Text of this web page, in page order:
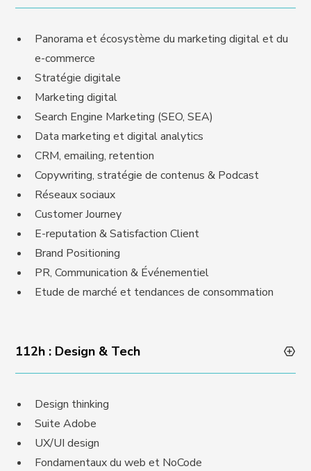
Panorama et écosystème du marketing digital et du
e-commerce
Stratégie digitale
Marketing digital
Search Engine Marketing (SEO, SEA)
Data marketing et digital analytics
CRM, emailing, retention
Copywriting, stratégie de contenus & Podcast
Réseaux sociaux
Customer Journey
E-reputation & Satisfaction Client
Brand Positioning
PR, Communication & Événementiel
Etude de marché et tendances de consommation
112h : Design & Tech
Design thinking
Suite Adobe
UX/UI design
Fondamentaux du web et NoCode